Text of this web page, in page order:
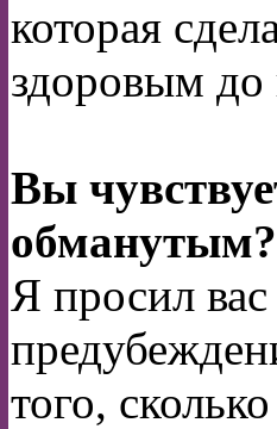
которая
здоровым
Вы
обманутым?
Я просил вас
того,